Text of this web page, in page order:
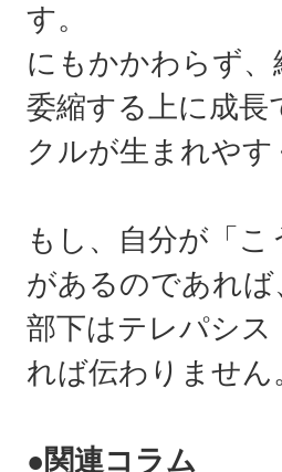
す。
にもかかわらず
委縮する上に成
クルが生まれやす
もし、自分が「
があるのであれ
部下はテレパシ
れば伝わりません
●関連コラム